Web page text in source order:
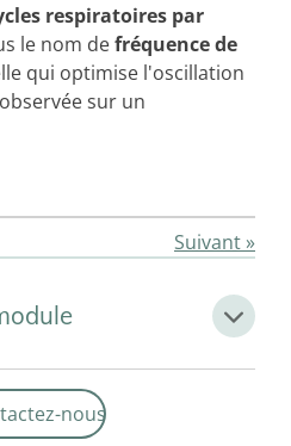
respiratoires par
le nom defréquence de
qui optimise l'oscillation
sur un
Suivant»
nous